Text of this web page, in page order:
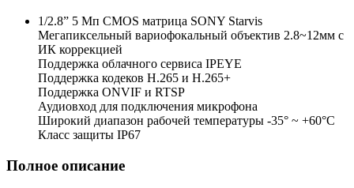
1/2.8” 5 Мп CMOS матрица SONY Starvis
Мегапиксельный вариофокальный объектив 2.8~12мм c
ИК коррекцией
Поддержка облачного сервиса IPEYE
Поддержка кодеков H.265 и H.265+
Поддержка ONVIF и RTSP
Аудиовход для подключения микрофона
Широкий диапазон рабочей температуры -35° ~ +60°C
Класс защиты IP67
Полное описание